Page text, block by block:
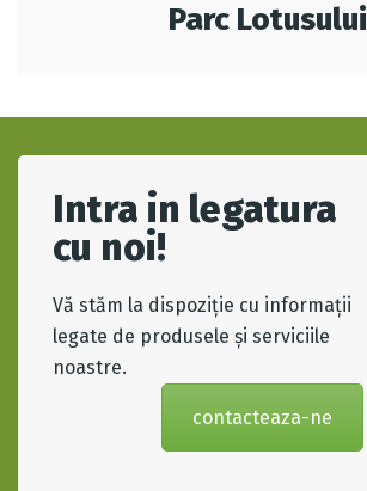
Parc Lotusului
Intra in legatura
cu noi!
Vă stăm la dispoziție cu informații
legate de produsele și serviciile
noastre.
contacteaza-ne